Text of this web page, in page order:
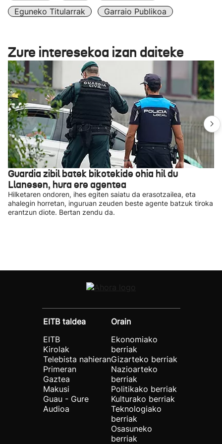
Eguneko Titularrak
Garraio Publikoa
Zure interesekoa izan daiteke
Guardia zibil batek bikotekide ohia hil du
Llanesen, hura ere agentea
Hilketaren ondoren, ihes egiten saiatu da erasotzailea, eta
ahalegin horretan, inguruan zeuden beste agente batzuk tiroka
erantzun diote. Bertan zendu da.
EITB taldea
EITB
Kirolak
Telebista nahieran
Primeran
Gaztea
Makusi
Guau - Gure
Audioa
Orain
Ekonomiako
berriak
Gizarteko berriak
Nazioarteko
berriak
Politikako berriak
Kulturako berriak
Teknologiako
berriak
Osasuneko
berriak